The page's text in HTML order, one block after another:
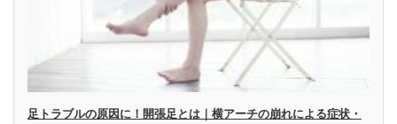
足トラブルの原因に！開張足とは｜横アーチの崩れによる症状・